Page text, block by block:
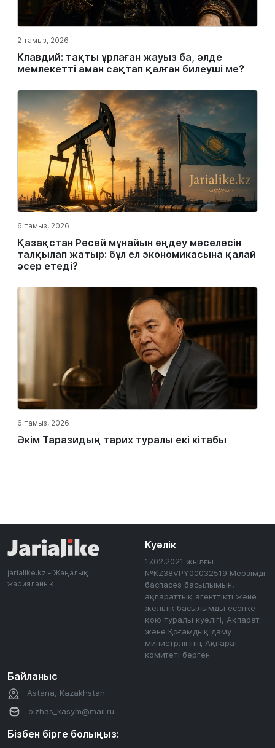
2 тамыз, 2026
Клавдий: тақты ұрлаған жауыз ба, әлде
мемлекетті аман сақтап қалған билеуші ме?
6 тамыз, 2026
Қазақстан Ресей мұнайын өңдеу мәселесін
талқылап жатыр: бұл ел экономикасына қалай
әсер етеді?
6 тамыз, 2026
Әкім Таразидың тарих туралы екі кітабы
jarialike.kz - Жаңалық
жариялайық!
Куәлік
17.02.2021 жылғы
№KZ38VPY00032519 Мерзімді
баспасөз басылымын,
ақпараттық агенттікті және
желілік басылымды есепке
қою туралы куәлігі, Ақпарат
және Қоғамдық даму
министрлігінің Ақпарат
комитеті берген.
Байланыс
Astana, Kazakhstan
olzhas_kasym@mail.ru
Бізбен бірге болыңыз: